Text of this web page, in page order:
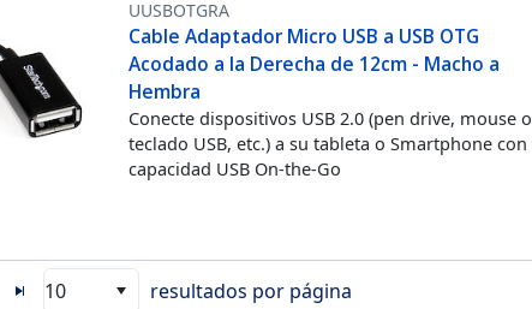
UUSBOTGRA
Cable Adaptador Micro USB a USB OTG
Acodado a la Derecha de 12cm - Macho a
Hembra
Conecte dispositivos USB 2.0 (pen drive, mouse o
teclado USB, etc.) a su tableta o Smartphone con
capacidad USB On-the-Go
10 resultados por página